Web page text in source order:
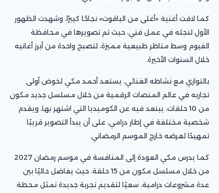
كما لاقت أغنية «أغلى من الياقوت» نجاحًا كبيرًا، وشهدت الظهور
الأول لنجله في عمل فني، حيث تم تصويرها في محافظة
الفيوم وسط مناظر طبيعية مميزة، لتصبح واحدة من أبرز أغانيه
خلال السنوات الأخيرة.
بالتوازي مع نشاطه الغنائي، يستعد أحمد مكي لخوض أولى
تجاربه في عالم المنصات الرقمية من خلال مسلسل جديد مكون
من 10 حلقات، يبتعد فيه عن الكوميديا التي اشتهر بها، ويقدم
شخصية مختلفة في إطار درامي، على أن يبدأ التصوير قريبًا
تمهيدًا لعرضه خارج الموسم الرمضاني.
كما يدرس مكي العودة إلى المنافسة في موسم رمضان 2027
من خلال مسلسل مكون من 15 حلقة، حيث يفاضل حاليًا بين
عدة مشروعات درامية، سعيًا لتقديم تجربة جديدة تمثل محطة